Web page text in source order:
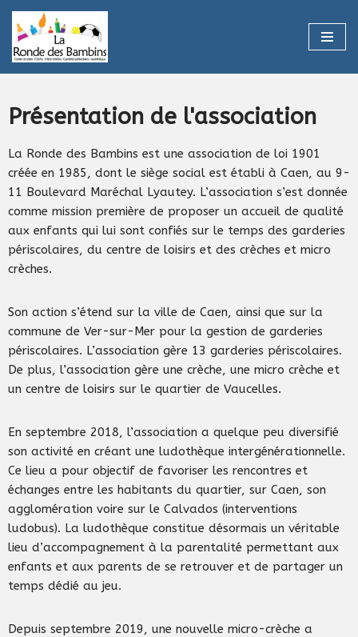
Aller
au
Présentation de l'association
La Ronde des Bambins est une association de loi 1901
créée en 1985, dont le siège social est établi à Caen, au 9-
11 Boulevard Maréchal Lyautey. L’association s’est donnée
comme mission première de proposer un accueil de qualité
aux enfants qui lui sont confiés sur le temps des garderies
périscolaires, du centre de loisirs et des crèches et micro
crèches.
Son action s’étend sur la ville de Caen, ainsi que sur la
commune de Ver-sur-Mer pour la gestion de garderies
périscolaires. L’association gère 13 garderies périscolaires.
De plus, l’association gère une crèche, une micro crèche et
un centre de loisirs sur le quartier de Vaucelles.
En septembre 2018, l’association a quelque peu diversifié
son activité en créant une ludothèque intergénérationnelle.
Ce lieu a pour objectif de favoriser les rencontres et
échanges entre les habitants du quartier, sur Caen, son
agglomération voire sur le Calvados (interventions
ludobus). La ludothèque constitue désormais un véritable
lieu d’accompagnement à la parentalité permettant aux
enfants et aux parents de se retrouver et de partager un
temps dédié au jeu.
Depuis septembre 2019, une nouvelle micro-crèche a